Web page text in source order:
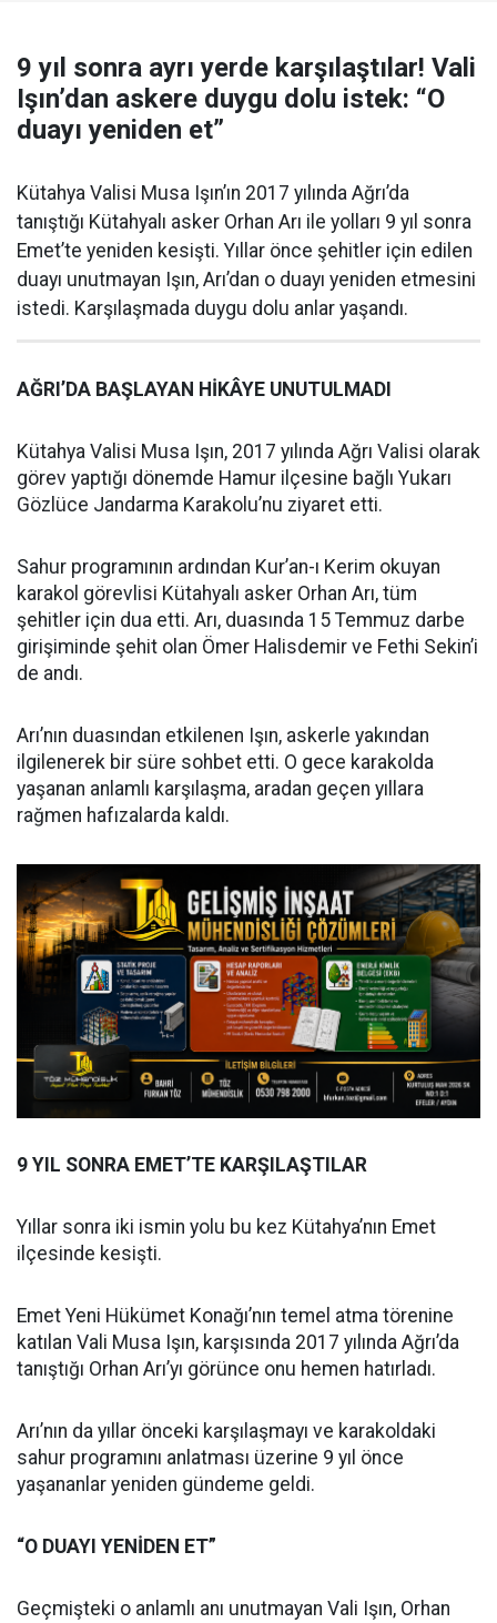
9 yıl sonra ayrı yerde karşılaştılar! Vali
Işın’dan askere duygu dolu istek: “O
duayı yeniden et”
Kütahya Valisi Musa Işın’ın 2017 yılında Ağrı’da
tanıştığı Kütahyalı asker Orhan Arı ile yolları 9 yıl sonra
Emet’te yeniden kesişti. Yıllar önce şehitler için edilen
duayı unutmayan Işın, Arı’dan o duayı yeniden etmesini
istedi. Karşılaşmada duygu dolu anlar yaşandı.
AĞRI’DA BAŞLAYAN HİKÂYE UNUTULMADI
Kütahya Valisi Musa Işın, 2017 yılında Ağrı Valisi olarak
görev yaptığı dönemde Hamur ilçesine bağlı Yukarı
Gözlüce Jandarma Karakolu’nu ziyaret etti.
Sahur programının ardından Kur’an-ı Kerim okuyan
karakol görevlisi Kütahyalı asker Orhan Arı, tüm
şehitler için dua etti. Arı, duasında 15 Temmuz darbe
girişiminde şehit olan Ömer Halisdemir ve Fethi Sekin’i
de andı.
Arı’nın duasından etkilenen Işın, askerle yakından
ilgilenerek bir süre sohbet etti. O gece karakolda
yaşanan anlamlı karşılaşma, aradan geçen yıllara
rağmen hafızalarda kaldı.
9 YIL SONRA EMET’TE KARŞILAŞTILAR
Yıllar sonra iki ismin yolu bu kez Kütahya’nın Emet
ilçesinde kesişti.
Emet Yeni Hükümet Konağı’nın temel atma törenine
katılan Vali Musa Işın, karşısında 2017 yılında Ağrı’da
tanıştığı Orhan Arı’yı görünce onu hemen hatırladı.
Arı’nın da yıllar önceki karşılaşmayı ve karakoldaki
sahur programını anlatması üzerine 9 yıl önce
yaşananlar yeniden gündeme geldi.
“O DUAYI YENİDEN ET”
Geçmişteki o anlamlı anı unutmayan Vali Işın, Orhan